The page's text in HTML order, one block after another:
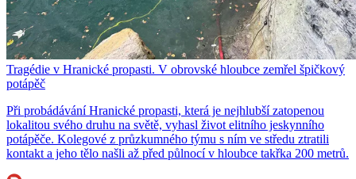
Tragédie v Hranické propasti. V obrovské hloubce zemřel špičkový
potápěč
Při probádávání Hranické propasti, která je nejhlubší zatopenou
lokalitou svého druhu na světě, vyhasl život elitního jeskynního
potápěče. Kolegové z průzkumného týmu s ním ve středu ztratili
kontakt a jeho tělo našli až před půlnocí v hloubce takřka 200 metrů.